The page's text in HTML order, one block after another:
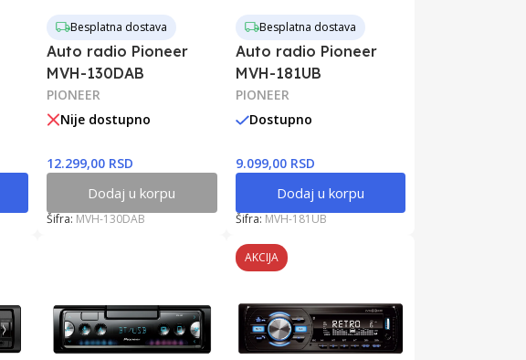
Besplatna dostava
Auto radio Pioneer
MVH-130DAB
PIONEER
Nije dostupno
12.299,00 RSD
Dodaj u korpu
Šifra: MVH-130DAB
Besplatna dostava
Auto radio Pioneer
MVH-181UB
PIONEER
Dostupno
9.099,00 RSD
Dodaj u korpu
Šifra: MVH-181UB
AKCIJA